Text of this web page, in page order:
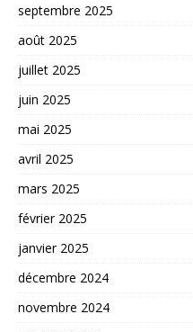
septembre 2025
août 2025
juillet 2025
juin 2025
mai 2025
avril 2025
mars 2025
février 2025
janvier 2025
décembre 2024
novembre 2024